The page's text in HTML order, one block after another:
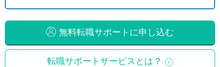
無料転職サポートに申し込む
転職サポートサービスとは？